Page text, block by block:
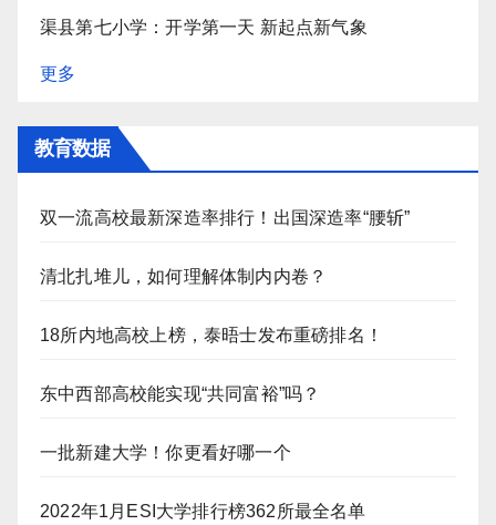
渠县第七小学：开学第一天 新起点新气象
更多
教育数据
双一流高校最新深造率排行！出国深造率“腰斩”
清北扎堆儿，如何理解体制内内卷？
18所内地高校上榜，泰晤士发布重磅排名！
东中西部高校能实现“共同富裕”吗？
一批新建大学！你更看好哪一个
2022年1月ESI大学排行榜362所最全名单